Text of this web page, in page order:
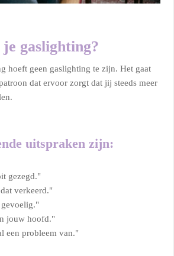
gaslighting?
hoeft geen gaslighting te zijn. Het gaat
dat ervoor zorgt dat jij steeds meer
uitspraken zijn:
gezegd."
verkeerd."
jouw hoofd."
een probleem van."